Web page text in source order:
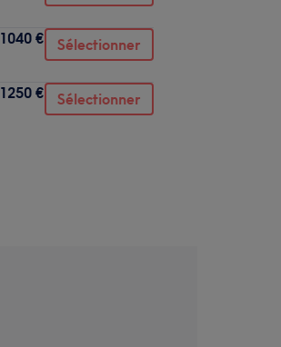
1040 € Sélectionner
1250 € Sélectionner